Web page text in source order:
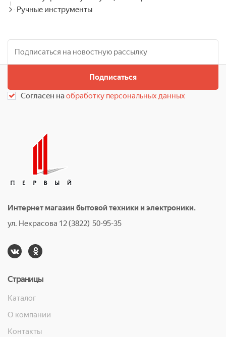
Ручные инструменты
Подписаться
Согласен наобработку персональных данных
Интернет магазин бытовой техники и электроники.
ул. Некрасова 12 (3822) 50-95-35
Страницы
Каталог
О компании
Контакты